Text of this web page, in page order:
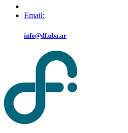
Email:
info@df.uba.ar